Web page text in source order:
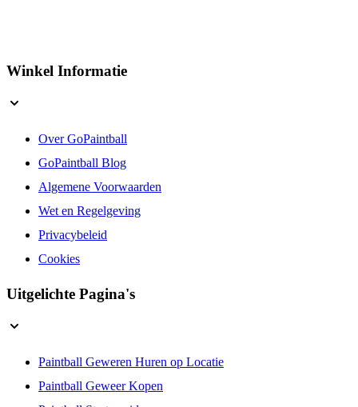
Winkel Informatie
Over GoPaintball
GoPaintball Blog
Algemene Voorwaarden
Wet en Regelgeving
Privacybeleid
Cookies
Uitgelichte Pagina's
Paintball Geweren Huren op Locatie
Paintball Geweer Kopen